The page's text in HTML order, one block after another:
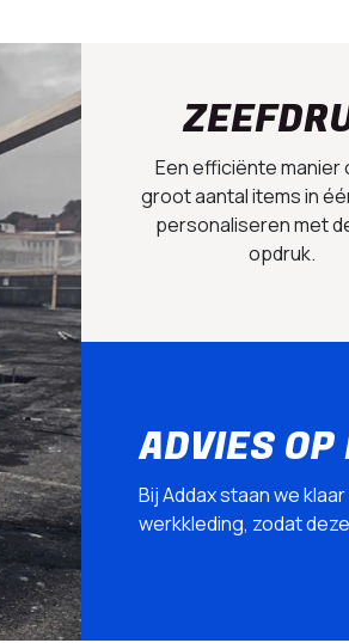
Een efficiënte manier
groot aantal items in
personaliseren met
opdruk.
ADVIES
Bij Addax staan we
werkkleding, zodat